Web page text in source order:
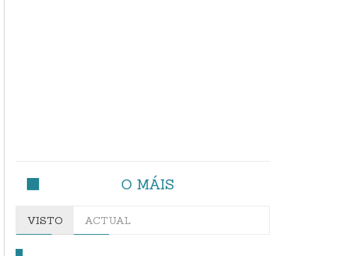
O MÁIS
VISTO ACTUAL